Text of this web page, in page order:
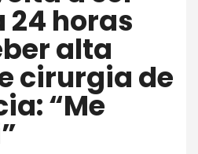
horas
alta
cirurgia de
“Me